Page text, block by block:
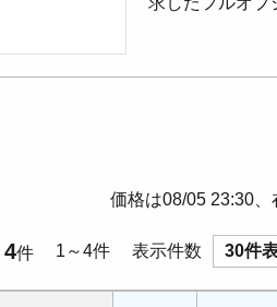
価格は08/05 23:30
4件 1～4件 表示件数 30件